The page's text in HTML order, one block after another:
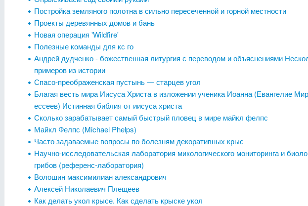
Постройка земляного полотна в сильно пересеченной и горной местности
Проекты деревянных домов и бань
Новая операция 'Wildfire'
Полезные команды для кс го
Андрей дудченко - божественная литургия с переводом и объяснениями
примеров из истории
Спасо-преображенская пустынь — старцев угол
Благая весть мира Иисуса Христа в изложении ученика Иоанна (Евангелие
ессеев) Истинная библия от иисуса христа
Сколько зарабатывает самый быстрый пловец в мире майкл фелпс
Майкл Фелпс (Michael Phelps)
Часто задаваемые вопросы по болезням декоративных крыс
Научно-исследовательская лаборатория микологического мониторинга и
грибов (референс-лаборатория)
Волошин максимилиан александрович
Алексей Николаевич Плещеев
Как делать укол крысе. Как сделать крыске укол